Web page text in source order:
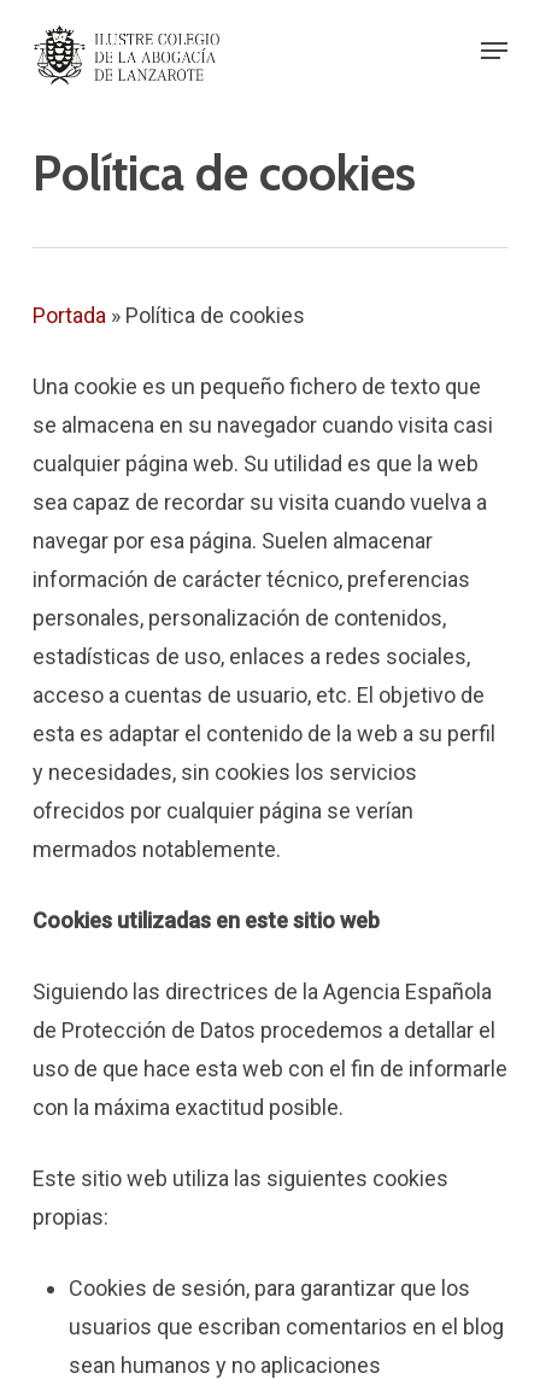
Menu
Política de cookies
Portada » Política de cookies
Una cookie es un pequeño fichero de texto que
se almacena en su navegador cuando visita casi
cualquier página web. Su utilidad es que la web
sea capaz de recordar su visita cuando vuelva a
navegar por esa página. Suelen almacenar
información de carácter técnico, preferencias
personales, personalización de contenidos,
estadísticas de uso, enlaces a redes sociales,
acceso a cuentas de usuario, etc. El objetivo de
esta es adaptar el contenido de la web a su perfil
y necesidades, sin cookies los servicios
ofrecidos por cualquier página se verían
mermados notablemente.
Cookies utilizadas en este sitio web
Siguiendo las directrices de la Agencia Española
de Protección de Datos procedemos a detallar el
uso de que hace esta web con el fin de informarle
con la máxima exactitud posible.
Este sitio web utiliza las siguientes cookies
propias:
Cookies de sesión, para garantizar que los
usuarios que escriban comentarios en el blog
sean humanos y no aplicaciones